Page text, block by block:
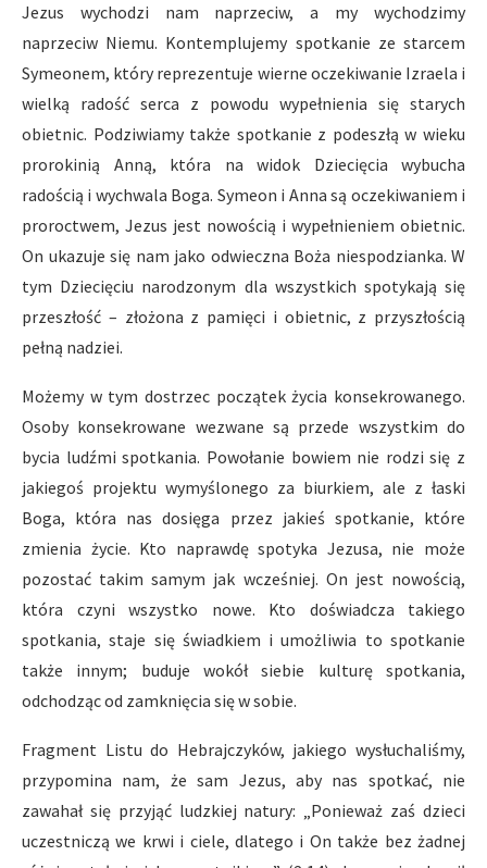
Jezus wychodzi nam naprzeciw, a my wychodzimy
naprzeciw Niemu. Kontemplujemy spotkanie ze starcem
Symeonem, który reprezentuje wierne oczekiwanie Izraela i
wielką radość serca z powodu wypełnienia się starych
obietnic. Podziwiamy także spotkanie z podeszłą w wieku
prorokinią Anną, która na widok Dziecięcia wybucha
radością i wychwala Boga. Symeon i Anna są oczekiwaniem i
proroctwem, Jezus jest nowością i wypełnieniem obietnic.
On ukazuje się nam jako odwieczna Boża niespodzianka. W
tym Dziecięciu narodzonym dla wszystkich spotykają się
przeszłość – złożona z pamięci i obietnic, z przyszłością
pełną nadziei.
Możemy w tym dostrzec początek życia konsekrowanego.
Osoby konsekrowane wezwane są przede wszystkim do
bycia ludźmi spotkania. Powołanie bowiem nie rodzi się z
jakiegoś projektu wymyślonego za biurkiem, ale z łaski
Boga, która nas dosięga przez jakieś spotkanie, które
zmienia życie. Kto naprawdę spotyka Jezusa, nie może
pozostać takim samym jak wcześniej. On jest nowością,
która czyni wszystko nowe. Kto doświadcza takiego
spotkania, staje się świadkiem i umożliwia to spotkanie
także innym; buduje wokół siebie kulturę spotkania,
odchodząc od zamknięcia się w sobie.
Fragment Listu do Hebrajczyków, jakiego wysłuchaliśmy,
przypomina nam, że sam Jezus, aby nas spotkać, nie
zawahał się przyjąć ludzkiej natury: „Ponieważ zaś dzieci
uczestniczą we krwi i ciele, dlatego i On także bez żadnej